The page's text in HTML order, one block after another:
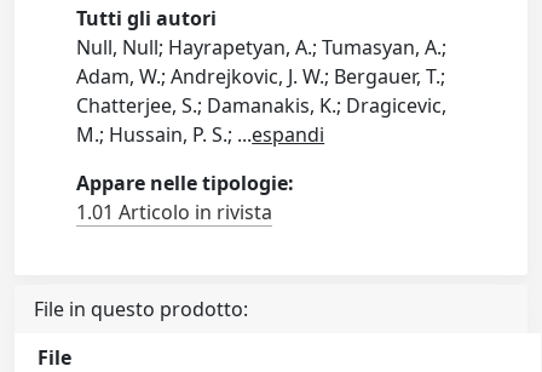
Tutti gli autori
Null, Null; Hayrapetyan, A.; Tumasyan, A.;
Adam, W.; Andrejkovic, J. W.; Bergauer, T.;
Chatterjee, S.; Damanakis, K.; Dragicevic,
M.; Hussain, P. S.; ...espandi
Appare nelle tipologie:
1.01 Articolo in rivista
File in questo prodotto:
File